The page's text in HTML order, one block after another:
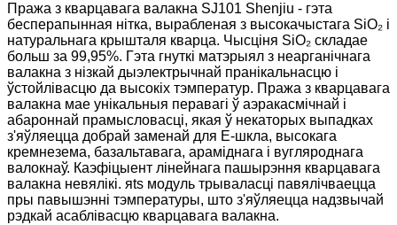
Пража з кварцавага валакна SJ101 Shenjiu - гэта
бесперапынная нітка, вырабленая з высокачыстага SiO₂ і
натуральнага крышталя кварца. Чысціня SiO₂ складае
больш за 99,95%. Гэта гнуткі матэрыял з неарганічнага
валакна з нізкай дыэлектрычнай пранікальнасцю і
ўстойлівасцю да высокіх тэмператур. Пража з кварцавага
валакна мае унікальныя перавагі ў аэракасмічнай і
абароннай прамысловасці, якая ў некаторых выпадках
з'яўляецца добрай заменай для E-шкла, высокага
кремнезема, базальтавага, араміднага і вугляроднага
валокнаў. Каэфіцыент лінейнага пашырэння кварцавага
валакна невялікі. яts модуль трываласці павялічваецца
пры павышэнні тэмпературы, што з'яўляецца надзвычай
рэдкай асаблівасцю кварцавага валакна.